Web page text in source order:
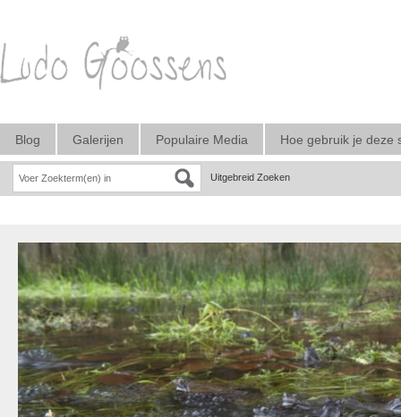
Blog Galerijen Populaire Media Hoe gebruik je deze
Uitgebreid Zoeken